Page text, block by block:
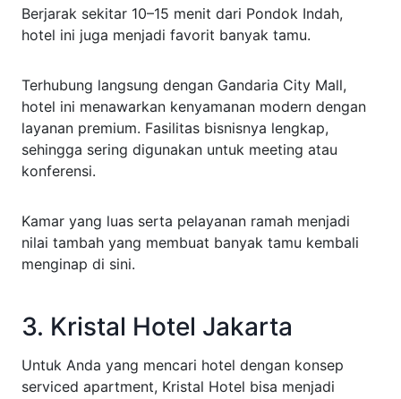
Berjarak sekitar 10–15 menit dari Pondok Indah,
hotel ini juga menjadi favorit banyak tamu.
Terhubung langsung dengan Gandaria City Mall,
hotel ini menawarkan kenyamanan modern dengan
layanan premium. Fasilitas bisnisnya lengkap,
sehingga sering digunakan untuk meeting atau
konferensi.
Kamar yang luas serta pelayanan ramah menjadi
nilai tambah yang membuat banyak tamu kembali
menginap di sini.
3. Kristal Hotel Jakarta
Untuk Anda yang mencari hotel dengan konsep
serviced apartment, Kristal Hotel bisa menjadi